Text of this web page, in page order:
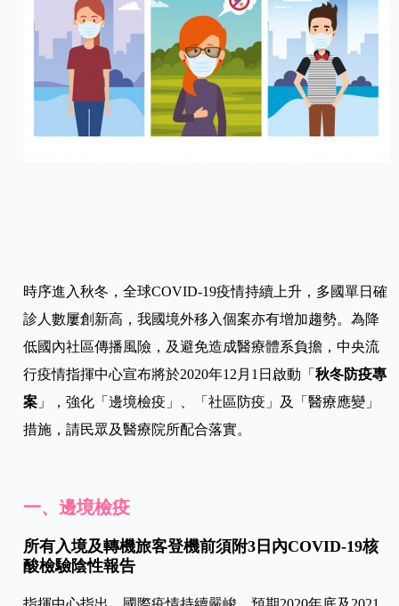
時序進入秋冬，全球COVID-19疫情持續上升，多國單日確
診人數屢創新高，我國境外移入個案亦有增加趨勢。為降
低國內社區傳播風險，及避免造成醫療體系負擔，中央流
行疫情指揮中心宣布將於2020年12月1日啟動「秋冬防疫專
案 」，強化「邊境檢疫」、「社區防疫」及「醫療應變」
措施，請民眾及醫療院所配合落實。
一、邊境檢疫
所有入境及轉機旅客登機前須附3日內COVID-19核
酸檢驗陰性報告